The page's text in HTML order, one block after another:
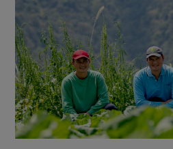
當季蔬果
一籃菜 當
芽苗類 蕈菇
辛香料類
奶蛋豆・五穀
蛋 乳
食譜料理
食材
米食
麵食
肉食
海鮮
特別企畫
預購活動
把最好的台灣味帶回家！
防災用品預購圓滿結束
綠主張
觀點文章
主婦食堂 一
關於合作社